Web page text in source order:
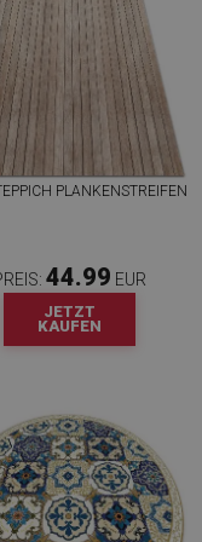
PLANKENSTREIFEN
44.99 EUR
JETZT
KAUFEN